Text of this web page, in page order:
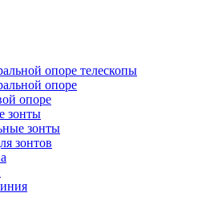
опоре телескопы
опоре
опоре
зонты
зонты
зонтов